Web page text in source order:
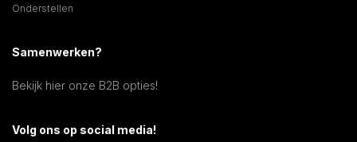
Onderstellen
Samenwerken?
Bekijk hier onze B2B opties!
Volg ons op social media!